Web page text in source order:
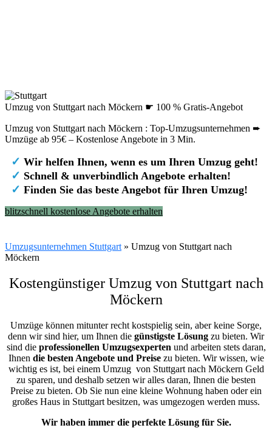
Umzug von Stuttgart nach Möckern ☛ 100 % Gratis-Angebot
Umzug von Stuttgart nach Möckern : Top-Umzugsunternehmen ➨
Umzüge ab 95€ – Kostenlose Angebote in 3 Min.
✓ Wir helfen Ihnen, wenn es um Ihren Umzug geht!
✓ Schnell & unverbindlich Angebote erhalten!
✓ Finden Sie das beste Angebot für Ihren Umzug!
blitzschnell kostenlose Angebote erhalten
Umzugsunternehmen Stuttgart » Umzug von Stuttgart nach
Möckern
Kostengünstiger Umzug von Stuttgart nach
Möckern
Umzüge können mitunter recht kostspielig sein, aber keine Sorge,
denn wir sind hier, um Ihnen die günstigste Lösung zu bieten. Wir
sind die professionellen Umzugsexperten und arbeiten stets daran,
Ihnen die besten Angebote und Preisezu bieten. Wir wissen, wie
wichtig es ist, bei einem Umzug von Stuttgart nach Möckern Geld
zu sparen, und deshalb setzen wir alles daran, Ihnen die besten
Preise zu bieten. Ob Sie nun eine kleine Wohnung haben oder ein
großes Haus in Stuttgart besitzen, was umgezogen werden muss.
Wir haben immer die perfekte Lösung für Sie.